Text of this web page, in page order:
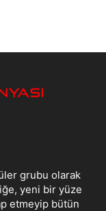
grubu olarak
yeni bir yüze
etmeyip bütün